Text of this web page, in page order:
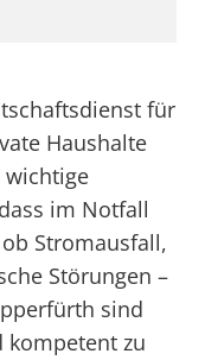
für
Haushalte
wichtige
im Notfall
Stromausfall,
Störungen –
sind
kompetent zu